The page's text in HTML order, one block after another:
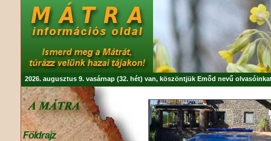
2026. augusztus 9. vasárnap (32. hét) van, köszöntjük Emőd nevű
Földrajz